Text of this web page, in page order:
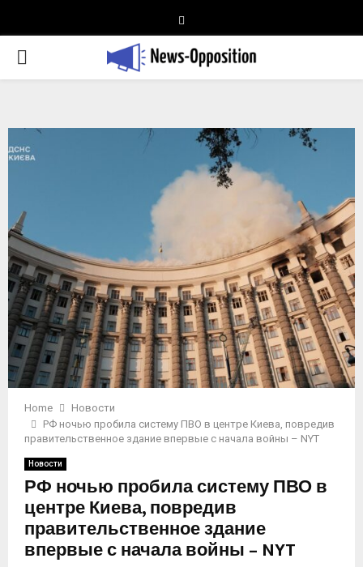
PRIMARY
Home
Новости
РФ ночью пробила систему ПВО в центре Киева, повредив
правительственное здание впервые с начала войны – NYT
Новости
РФ ночью пробила систему ПВО в
центре Киева, повредив
правительственное здание
впервые с начала войны – NYT